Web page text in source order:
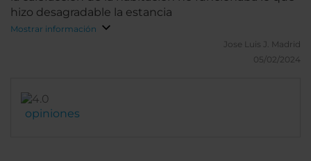
hizo desagradable la estancia
Mostrar información
Jose Luis J. Madrid
05/02/2024
opiniones